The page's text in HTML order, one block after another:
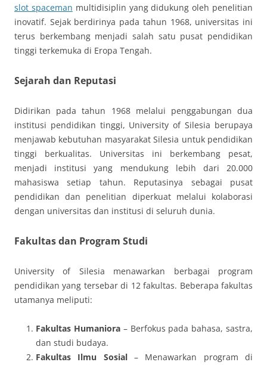
slot spaceman multidisiplin yang didukung oleh penelitian
inovatif. Sejak berdirinya pada tahun 1968, universitas ini
terus berkembang menjadi salah satu pusat pendidikan
tinggi terkemuka di Eropa Tengah.
Sejarah dan Reputasi
Didirikan pada tahun 1968 melalui penggabungan dua
institusi pendidikan tinggi, University of Silesia berupaya
menjawab kebutuhan masyarakat Silesia untuk pendidikan
tinggi berkualitas. Universitas ini berkembang pesat,
menjadi institusi yang mendukung lebih dari 20.000
mahasiswa setiap tahun. Reputasinya sebagai pusat
pendidikan dan penelitian diperkuat melalui kolaborasi
dengan universitas dan institusi di seluruh dunia.
Fakultas dan Program Studi
University of Silesia menawarkan berbagai program
pendidikan yang tersebar di 12 fakultas. Beberapa fakultas
utamanya meliputi:
Fakultas Humaniora– Berfokus pada bahasa, sastra,
dan studi budaya.
Fakultas Ilmu Sosial– Menawarkan program di